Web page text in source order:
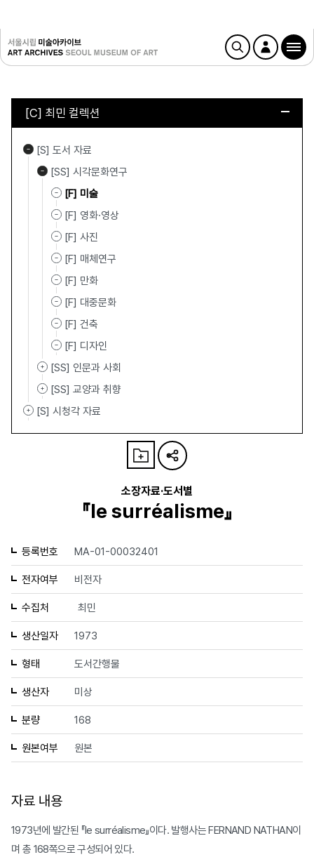
[C] 최민 컬렉션
[S] 도서 자료
[SS] 시각문화연구
[F] 미술
[F] 영화·영상
[F] 사진
[F] 매체연구
[F] 만화
[F] 대중문화
[F] 건축
[F] 디자인
[SS] 인문과 사회
[SS] 교양과 취향
[S] 시청각 자료
소장자료·도서별
『le surréalisme』
등록번호 MA-01-00032401
전자여부 비전자
수집처 최민
생산일자 1973
형태 도서간행물
생산자 미상
분량 168
원본여부 원본
자료 내용
1973년에 발간된 『le surréalisme』이다. 발행사는 FERNAND NATHAN이
며 총 168쪽으로 구성되어 있다.